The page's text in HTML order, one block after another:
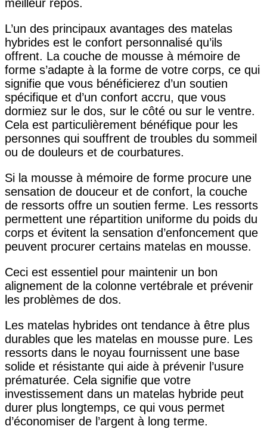
meilleur repos.
L’un des principaux avantages des matelas
hybrides est le confort personnalisé qu’ils
offrent. La couche de mousse à mémoire de
forme s’adapte à la forme de votre corps, ce qui
signifie que vous bénéficierez d’un soutien
spécifique et d’un confort accru, que vous
dormiez sur le dos, sur le côté ou sur le ventre.
Cela est particulièrement bénéfique pour les
personnes qui souffrent de troubles du sommeil
ou de douleurs et de courbatures.
Si la mousse à mémoire de forme procure une
sensation de douceur et de confort, la couche
de ressorts offre un soutien ferme. Les ressorts
permettent une répartition uniforme du poids du
corps et évitent la sensation d’enfoncement que
peuvent procurer certains matelas en mousse.
Ceci est essentiel pour maintenir un bon
alignement de la colonne vertébrale et prévenir
les problèmes de dos.
Les matelas hybrides ont tendance à être plus
durables que les matelas en mousse pure. Les
ressorts dans le noyau fournissent une base
solide et résistante qui aide à prévenir l’usure
prématurée. Cela signifie que votre
investissement dans un matelas hybride peut
durer plus longtemps, ce qui vous permet
d’économiser de l’argent à long terme.